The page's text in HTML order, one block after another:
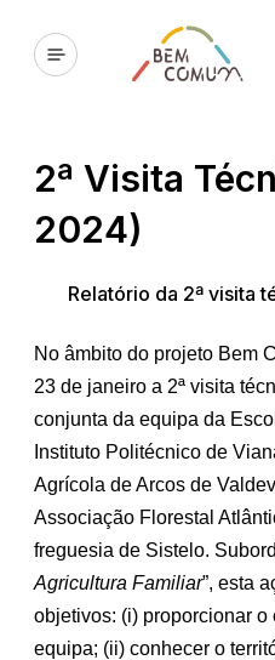
2ª Visita
2024)
Relatório da 2ª visita
No âmbito do projeto Bem
23 de janeiro a 2ª visita
conjunta da equipa da
Instituto Politécnico de
Agrícola de Arcos de
Associação Florestal
freguesia de Sistelo.
Agricultura Familiar”, esta
objetivos: (i) proporcionar o
equipa; (ii) conhecer o